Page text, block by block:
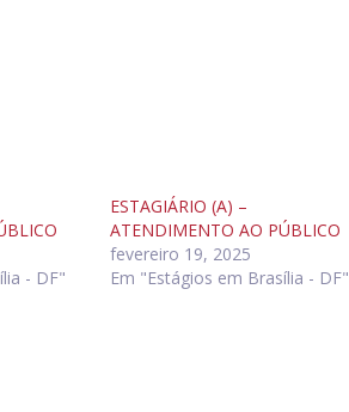
- DF"
ESTAGIÁRIO (A) –
ATENDIMENTO AO PÚBLICO
fevereiro 19, 2025
Em "Estágios em Brasília - DF"